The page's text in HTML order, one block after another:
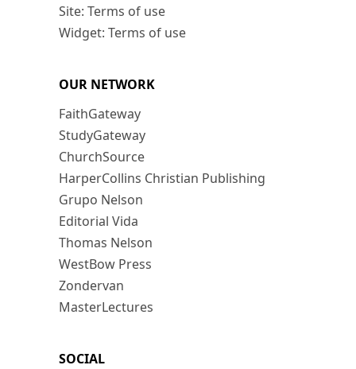
Site: Terms of use
Widget: Terms of use
OUR NETWORK
FaithGateway
StudyGateway
ChurchSource
HarperCollins Christian Publishing
Grupo Nelson
Editorial Vida
Thomas Nelson
WestBow Press
Zondervan
MasterLectures
SOCIAL